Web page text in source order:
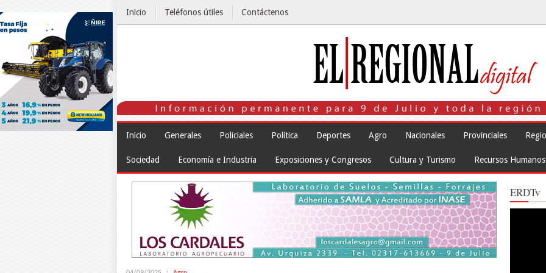
Inicio Teléfonos útiles Contáctenos
Inicio Generales Policiales Política Deportes Agro Nacionales Provinciales
Sociedad Economía e Industria Exposiciones y Congresos Cultura y Turismo Recursos Humanos
ERDTv